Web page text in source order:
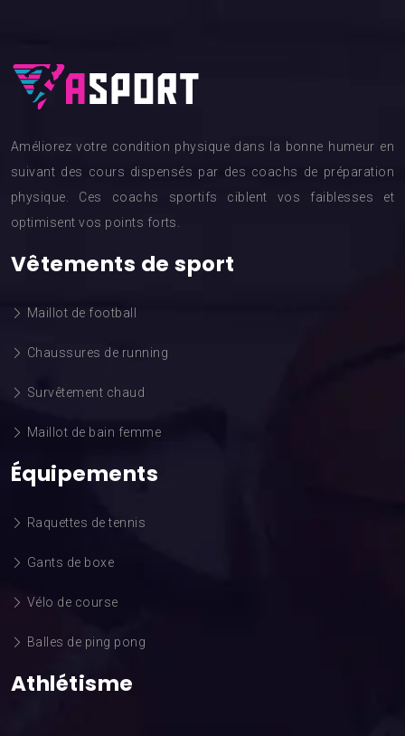
Améliorez votre condition physique dans la bonne humeur en
suivant des cours dispensés par des coachs de préparation
physique. Ces coachs sportifs ciblent vos faiblesses et
optimisent vos points forts.
Vêtements de sport
Maillot de football
Chaussures de running
Survêtement chaud
Maillot de bain femme
Équipements
Raquettes de tennis
Gants de boxe
Vélo de course
Balles de ping pong
Athlétisme